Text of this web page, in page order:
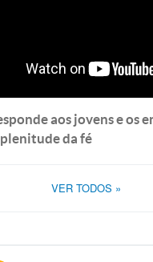
aos jovens e os
da fé
VER TODOS »